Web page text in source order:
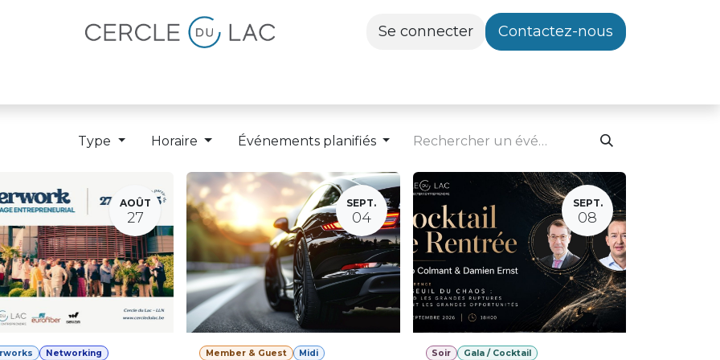
Se connecter Contactez-nous
Type Horaire Événements planifiés
AOÛT
27
Networking
SEPT.
04
Member & Guest
Midi
SEPT.
08
Soir Gala / Cocktail